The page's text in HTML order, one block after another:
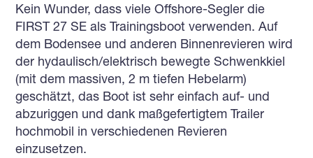
Kein Wunder, dass viele Offshore-Segler die
FIRST 27 SE als Trainingsboot verwenden. Auf
dem Bodensee und anderen Binnenrevieren wird
der hydaulisch/elektrisch bewegte Schwenkkiel
(mit dem massiven, 2 m tiefen Hebelarm)
geschätzt, das Boot ist sehr einfach auf- und
abzuriggen und dank maßgefertigtem Trailer
hochmobil in verschiedenen Revieren
einzusetzen.